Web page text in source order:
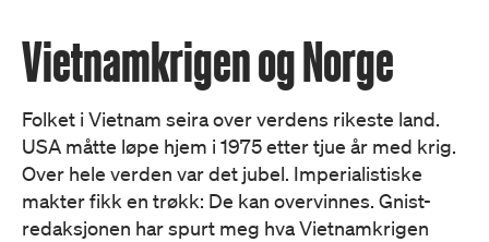
Vietnamkrigen og Norge
Folket i Vietnam seira over verdens rikeste land.
USA måtte løpe hjem i 1975 etter tjue år med krig.
Over hele verden var det jubel. Imperialistiske
makter fikk en trøkk: De kan overvinnes. Gnist-
redaksjonen har spurt meg hva Vietnamkrigen